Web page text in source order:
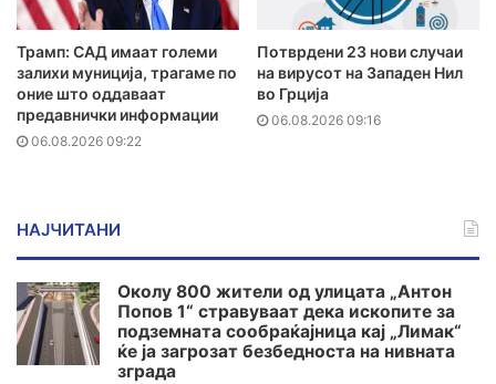
Трамп: САД имаат големи
залихи муниција, трагаме по
оние што оддаваат
предавнички информации
06.08.2026 09:22
Потврдени 23 нови случаи
на вирусот на Западен Нил
во Грција
06.08.2026 09:16
НАЈЧИТАНИ
Околу 800 жители од улицата „Антон
Попов 1“ стравуваат дека ископите за
подземната сообраќајница кај „Лимак“
ќе ја загрозат безбедноста на нивната
зграда